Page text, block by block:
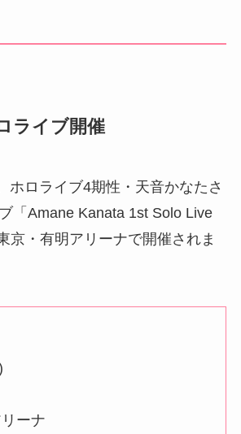
ライブ開催
ホロライブ4期性・天音かなたさ
「Amane Kanata 1st Solo Live
京・有明アリーナで開催されま
ーナ